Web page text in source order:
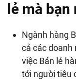
lẻ mà
Ngành hàng
cả các doanh
việc Bán lẻ
tới người tiêu